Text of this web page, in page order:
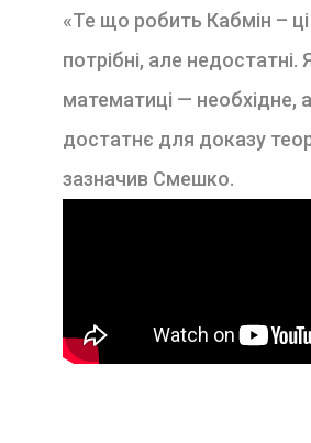
«Те що робить Кабмін –
потрібні, але недостатні.
математиці — необхідне,
достатнє для доказу
зазначив Смешко.